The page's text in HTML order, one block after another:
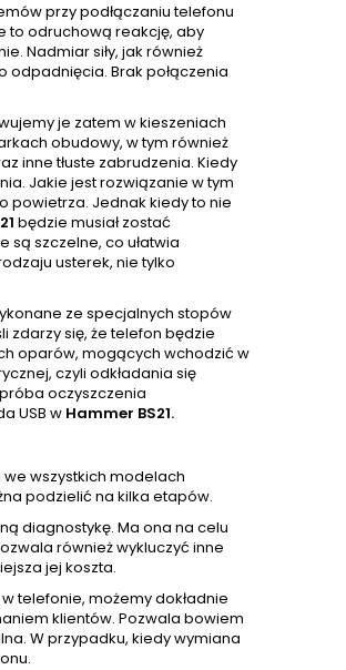
przy podłączaniu telefonu
to odruchową reakcję, aby
Nadmiar siły, jak również
Brak połączenia
je zatem w kieszeniach
obudowy, w tym również
inne tłuste zabrudzenia. Kiedy
Jakie jest rozwiązanie w tym
powietrza. Jednak kiedy to nie
będzie musiał zostać
są szczelne, co ułatwia
usterek, nie tylko
ze specjalnych stopów
zdarzy się, że telefon będzie
oparów, mogących wchodzić w
czyli odkładania się
oczyszczenia
USB w Hammer BS21.
wszystkich modelach
podzielić na kilka etapów.
diagnostykę. Ma ona na celu
również wykluczyć inne
jej koszta.
telefonie, możemy dokładnie
klientów. Pozwala bowiem
W przypadku, kiedy wymiana